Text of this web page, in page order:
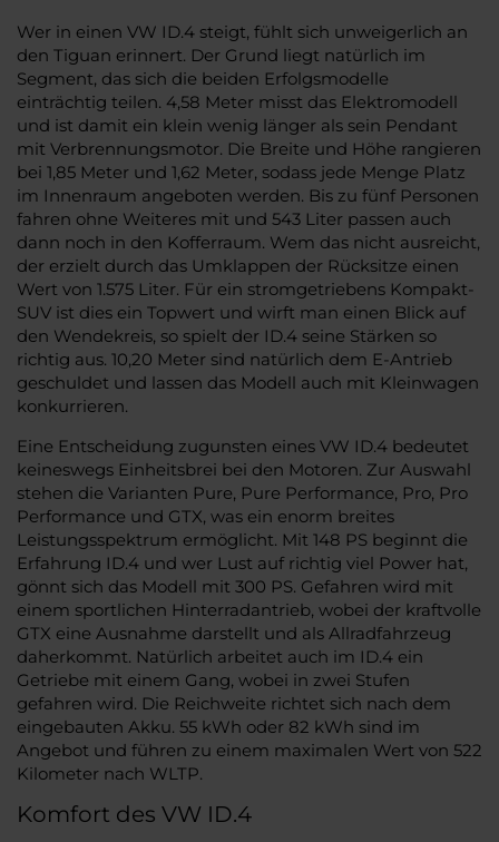
Wer in einen VW ID.4 steigt, fühlt sich unweigerlich an
den Tiguan erinnert. Der Grund liegt natürlich im
Segment, das sich die beiden Erfolgsmodelle
einträchtig teilen. 4,58 Meter misst das Elektromodell
und ist damit ein klein wenig länger als sein Pendant
mit Verbrennungsmotor. Die Breite und Höhe rangieren
bei 1,85 Meter und 1,62 Meter, sodass jede Menge Platz
im Innenraum angeboten werden. Bis zu fünf Personen
fahren ohne Weiteres mit und 543 Liter passen auch
dann noch in den Kofferraum. Wem das nicht ausreicht,
der erzielt durch das Umklappen der Rücksitze einen
Wert von 1.575 Liter. Für ein stromgetriebens Kompakt-
SUV ist dies ein Topwert und wirft man einen Blick auf
den Wendekreis, so spielt der ID.4 seine Stärken so
richtig aus. 10,20 Meter sind natürlich dem E-Antrieb
geschuldet und lassen das Modell auch mit Kleinwagen
konkurrieren.
Eine Entscheidung zugunsten eines VW ID.4 bedeutet
keineswegs Einheitsbrei bei den Motoren. Zur Auswahl
stehen die Varianten Pure, Pure Performance, Pro, Pro
Performance und GTX, was ein enorm breites
Leistungsspektrum ermöglicht. Mit 148 PS beginnt die
Erfahrung ID.4 und wer Lust auf richtig viel Power hat,
gönnt sich das Modell mit 300 PS. Gefahren wird mit
einem sportlichen Hinterradantrieb, wobei der kraftvolle
GTX eine Ausnahme darstellt und als Allradfahrzeug
daherkommt. Natürlich arbeitet auch im ID.4 ein
Getriebe mit einem Gang, wobei in zwei Stufen
gefahren wird. Die Reichweite richtet sich nach dem
eingebauten Akku. 55 kWh oder 82 kWh sind im
Angebot und führen zu einem maximalen Wert von 522
Kilometer nach WLTP.
Komfort des VW ID.4